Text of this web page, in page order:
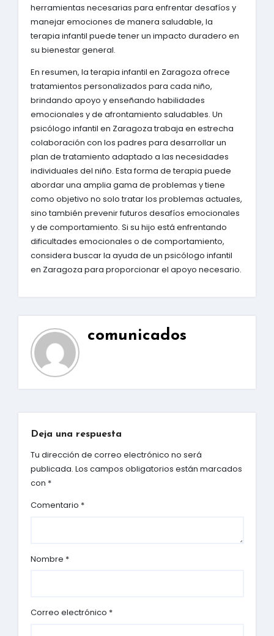
herramientas necesarias para enfrentar desafíos y
manejar emociones de manera saludable, la
terapia infantil puede tener un impacto duradero en
su bienestar general.
En resumen, la terapia infantil en Zaragoza ofrece
tratamientos personalizados para cada niño,
brindando apoyo y enseñando habilidades
emocionales y de afrontamiento saludables. Un
psicólogo infantil en Zaragoza trabaja en estrecha
colaboración con los padres para desarrollar un
plan de tratamiento adaptado a las necesidades
individuales del niño. Esta forma de terapia puede
abordar una amplia gama de problemas y tiene
como objetivo no solo tratar los problemas actuales,
sino también prevenir futuros desafíos emocionales
y de comportamiento. Si su hijo está enfrentando
dificultades emocionales o de comportamiento,
considera buscar la ayuda de un psicólogo infantil
en Zaragoza para proporcionar el apoyo necesario.
comunicados
Deja una respuesta
Tu dirección de correo electrónico no será
publicada. Los campos obligatorios están marcados
con *
Comentario *
Nombre *
Correo electrónico *